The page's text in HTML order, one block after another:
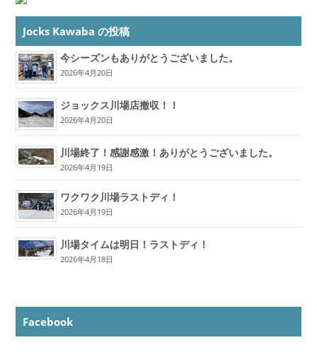
Jocks Kawaba の投稿
今シーズンもありがとうございました。
2026年4月20日
ジョックス川場店撤収！！
2026年4月20日
川場終了！感謝感激！ありがとうございました。
2026年4月19日
ワクワク川場ラストディ！
2026年4月19日
川場タイムは明日！ラストディ！
2026年4月18日
Facebook